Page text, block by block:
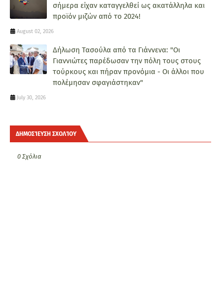
σήμερα είχαν καταγγελθεί ως ακατάλληλα και
προϊόν μιζών από το 2024!
August 02, 2026
Δήλωση Τασούλα από τα Γιάννενα: "Οι
Γιαννιώτες παρέδωσαν την πόλη τους στους
τούρκους και πήραν προνόμια - Οι άλλοι που
πολέμησαν σφαγιάστηκαν"
July 30, 2026
ΔΗΜΟΣΊΕΥΣΗ ΣΧΟΛΊΟΥ
0 Σχόλια